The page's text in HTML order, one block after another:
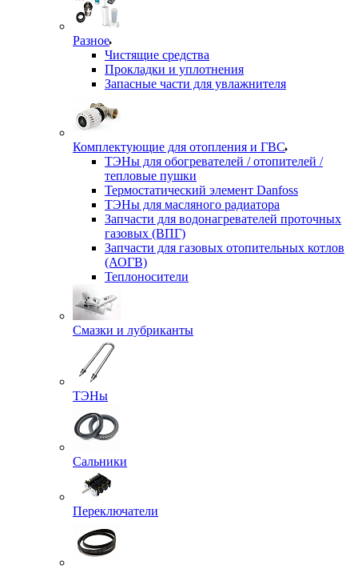
Разное
Чистящие средства
Прокладки и уплотнения
Запасные части для увлажнителя
Комплектующие для отопления и ГВС
ТЭНы для обогревателей / отопителей /
тепловые пушки
Термостатический элемент Danfoss
ТЭНы для масляного радиатора
Запчасти для водонагревателей проточных
газовых (ВПГ)
Запчасти для газовых отопительных котлов
(АОГВ)
Теплоносители
Смазки и лубриканты
ТЭНы
Сальники
Переключатели